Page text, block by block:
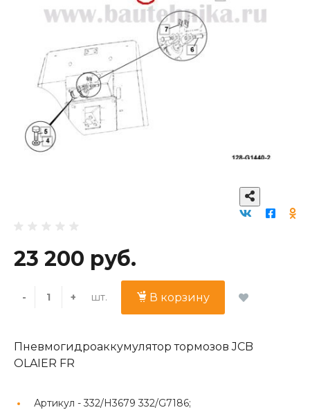
23 200 руб.
- + шт. В корзину
Пневмогидроаккумулятор тормозов JCB
OLAIER FR
Артикул - 332/H3679 332/G7186;